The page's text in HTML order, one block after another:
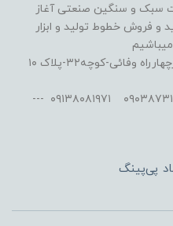
سبک و سنگین صنعتی آغاز
و فروش خطوط تولید و ابزار
نشانی:اصفهان-خیابان کاشانی-بعد ازچهارراه وفائی-کوچه۳۲-پلاک ۱۰
شماره تماس:۰۹۱۳۲۲۹۸۰۹۱ --- ۰۹۰۳۸۷۳۱۱۸۴ ۰۹۱۳۸۰۸۱۹۷۱ ---